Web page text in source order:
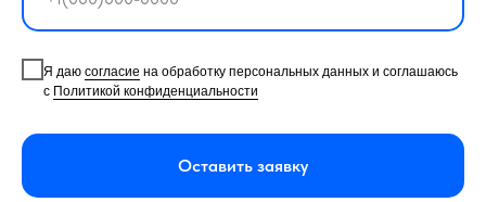
Я даю согласие на обработку персональных данных и соглашаюсь
с Политикой конфиденциальности
Оставить заявку